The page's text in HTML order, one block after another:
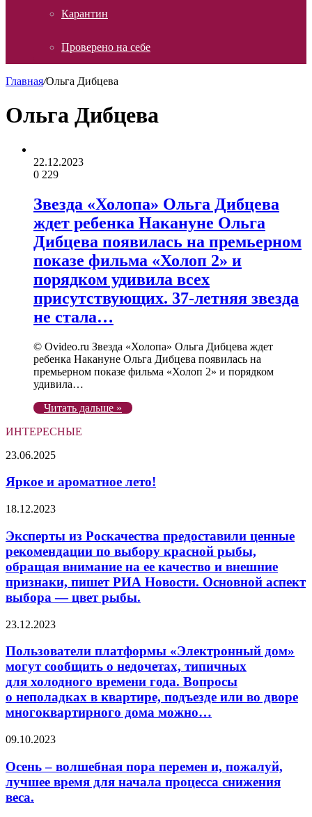
Карантин
Проверено на себе
Главная/Ольга Дибцева
Ольга Дибцева
22.12.2023
0 229
Звезда «Холопа» Ольга Дибцева
ждет ребенка Накануне Ольга
Дибцева появилась на премьерном
показе фильма «Холоп 2» и
порядком удивила всех
присутствующих. 37-летняя звезда
не стала…
© Ovideo.ru Звезда «Холопа» Ольга Дибцева ждет
ребенка Накануне Ольга Дибцева появилась на
премьерном показе фильма «Холоп 2» и порядком
удивила…
Читать дальше »
ИНТЕРЕСНЫЕ
Яркое
ароматное
лето!
23.06.2025
Яркое и ароматное лето!
Эксперты
Роскачества
предоставили
ценные
рекомендации
по
выбору
красной
рыбы,
внимание
на
ее
качество
и
внешние
признаки,
пишет
РИА
Основной
аспект
выбора
18.12.2023
Эксперты из Роскачества предоставили ценные
рекомендации по выбору красной рыбы,
обращая внимание на ее качество и внешние
признаки, пишет РИА Новости. Основной аспект
выбора — цвет рыбы.
Пользователи
«Электронный
могут
сообщить
о недочетах,
типичных
времени
Вопросы
о неполадках
в квартире,
подъезде
23.12.2023
Пользователи платформы «Электронный дом»
могут сообщить о недочетах, типичных
для холодного времени года. Вопросы
о неполадках в квартире, подъезде или во дворе
многоквартирного дома можно…
Осень
волшебная
пора
перемен
и,
09.10.2023
Осень – волшебная пора перемен и, пожалуй,
лучшее время для начала процесса снижения
веса.